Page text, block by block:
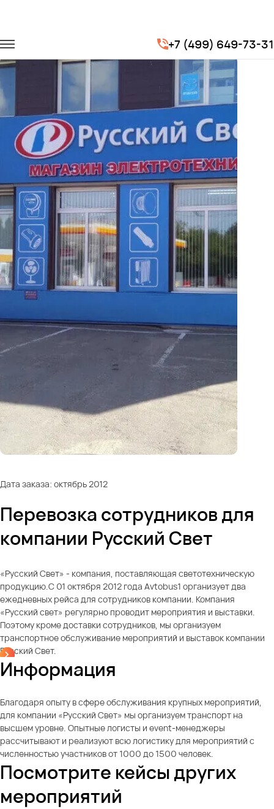
+7 (499) 649-73-31
Перевозка сотрудников
Перевозка сотрудников для компании Русский Свет
Дата заказа: октябрь 2012
Перевозка сотрудников для
компании Русский Свет
«Русский Свет» - компания, поставляющая светотехническую
продукцию.С 01 октября 2012 года Avtobus1 организует два
ежедневных рейса для сотрудников компании. Компания
«Русский свет» регулярно проводит мероприятия и выставки.
Поэтому кроме доставки сотрудников, мы организуем
транспортное обслуживание мероприятий и выставок компании
Русский Свет.
Информация
Благодаря опыту в сфере обслуживания крупных мероприятий,
для компании «Русский Свет» мы организуем транспорт на
высшем уровне. Опытные логисты и event-менеджеры
рассчитывают и реализуют всю логистику для мероприятий с
численностью участников от 1000 до 1500 человек.
Посмотрите кейсы других
мероприятий